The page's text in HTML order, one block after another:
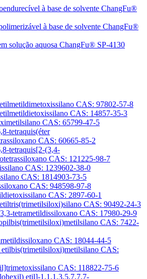
à base de solvente ChangFu®
à base de solvente ChangFu®
solução aquosa ChangFu® SP-4130
CAS: 97802-57-8
CAS: 14857-35-3
CAS: 65799-47-5
tetraquis(éter
CAS: 60665-85-2
tetraquis[2-(3,4-
CAS: 121225-98-7
CAS: 1239602-38-0
CAS: 1814903-73-5
CAS: 948598-97-8
CAS: 2897-60-1
CAS: 90492-24-3
tetrametildissiloxano CAS: 17980-29-9
CAS: 7422-
CAS: 18044-44-5
CAS:
CAS: 118822-75-6
etil]-1,1,1,3,5,7,7,7-